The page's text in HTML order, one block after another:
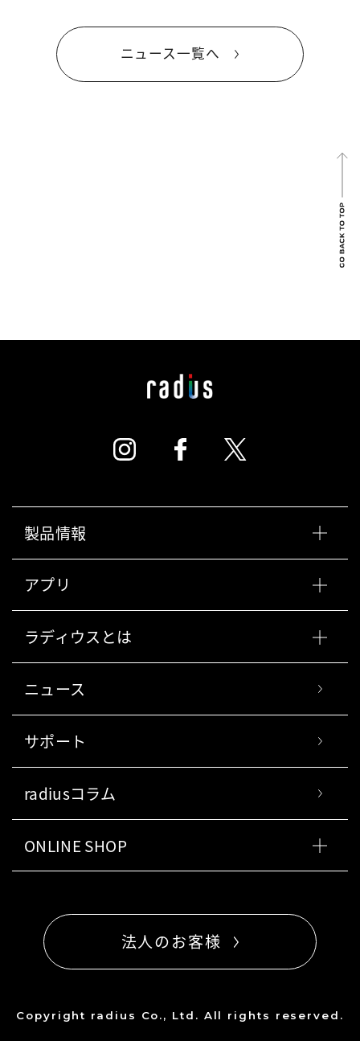
ニュース一覧へ
製品情報
アプリ
ラディウスとは
ニュース
サポート
radiusコラム
ONLINE SHOP
法人のお客様
Copyright radius Co., Ltd. All rights reserved.